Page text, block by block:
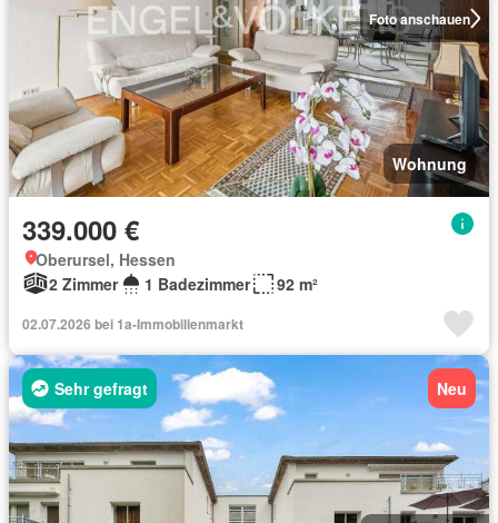
Foto anschauen
Wohnung
339.000 €
Oberursel, Hessen
2 Zimmer
1 Badezimmer 92 m²
02.07.2026 bei 1a-Immobilienmarkt
Sehr gefragt Neu